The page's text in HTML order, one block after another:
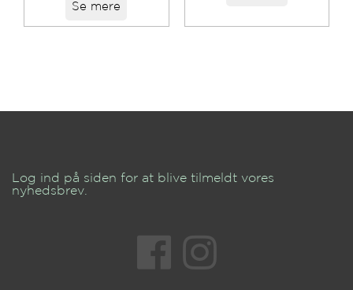
Se mere
Log ind på siden for at blive tilmeldt vores
nyhedsbrev.